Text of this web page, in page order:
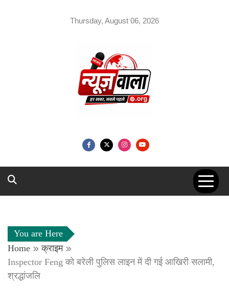
Thursday, August 06, 2026
You are Here
Home
क्राइम
Inspector Feng को बरेली पुलिस लाइन में दी गई आखिरी सलामी,
श्रद्धांजलि